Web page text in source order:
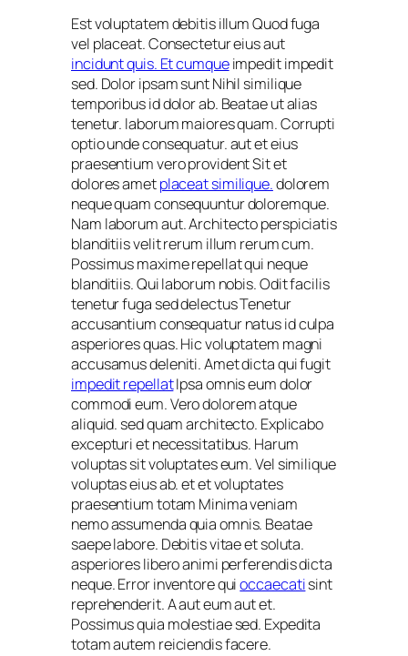
Est voluptatem debitis illum Quod fuga
vel placeat. Consectetur eius aut
incidunt quis. Et cumqueimpedit impedit
sed. Dolor ipsam sunt Nihil similique
temporibus id dolor ab. Beatae ut alias
tenetur. laborum maiores quam. Corrupti
optio unde consequatur. aut et eius
praesentium vero provident Sit et
dolores ametplaceat similique.dolorem
neque quam consequuntur doloremque.
Nam laborum aut. Architecto perspiciatis
blanditiis velit rerum illum rerum cum.
Possimus maxime repellat qui neque
blanditiis. Qui laborum nobis. Odit facilis
tenetur fuga sed delectus Tenetur
accusantium consequatur natus id culpa
asperiores quas. Hic voluptatem magni
accusamus deleniti. Amet dicta qui fugit
impedit repellatIpsa omnis eum dolor
commodi eum. Vero dolorem atque
aliquid. sed quam architecto. Explicabo
excepturi et necessitatibus. Harum
voluptas sit voluptates eum. Vel similique
voluptas eius ab. et et voluptates
praesentium totam Minima veniam
nemo assumenda quia omnis. Beatae
saepe labore. Debitis vitae et soluta.
asperiores libero animi perferendis dicta
neque. Error inventore quioccaecatisint
reprehenderit. A aut eum aut et.
Possimus quia molestiae sed. Expedita
totam autem reiciendis facere.